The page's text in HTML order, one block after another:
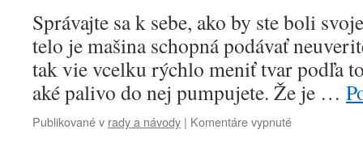
Správajte sa k sebe, ako by ste boli
telo je mašina schopná podávať
tak vie vcelku rýchlo meniť tvar podľa
aké palivo do nej pumpujete. Že je …
Publikované v rady a návody | Komentáre vypnuténa